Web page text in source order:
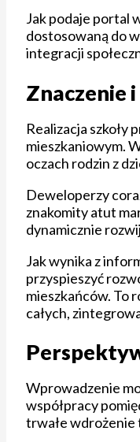
Jak podaje portal
dostosowaną do
integracji
Znaczenie
Realizacja
mieszkaniowym.
oczach rodzin z
Deweloperzy
znakomity atut
dynamicznie
Jak wynika z
przyspieszyć
mieszkańców. To
całych,
Wprowadzenie
współpracy
trwałe wdrożenie